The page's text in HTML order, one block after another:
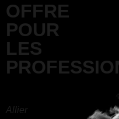
OFFRE
POUR
LES
Allier